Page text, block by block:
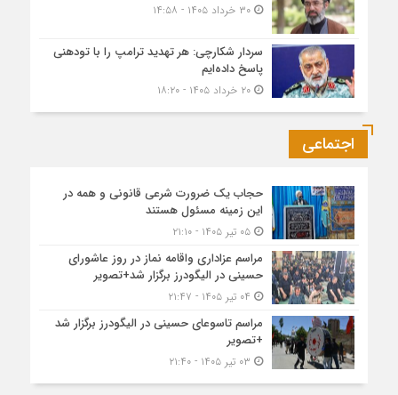
۳۰ خرداد ۱۴۰۵ - ۱۴:۵۸
سردار شکارچی: هر تهدید ترامپ را با تودهنی
پاسخ داده‌ایم
۲۰ خرداد ۱۴۰۵ - ۱۸:۲۰
اجتماعی
حجاب یک ضرورت شرعی قانونی و همه در
این زمینه مسئول هستند
۰۵ تیر ۱۴۰۵ - ۲۱:۱۰
مراسم عزاداری واقامه نماز در روز عاشورای
حسینی در الیگودرز برگزار شد+تصویر
مراسم تاسوعای حسینی در الیگودرز برگزار شد
+تصویر